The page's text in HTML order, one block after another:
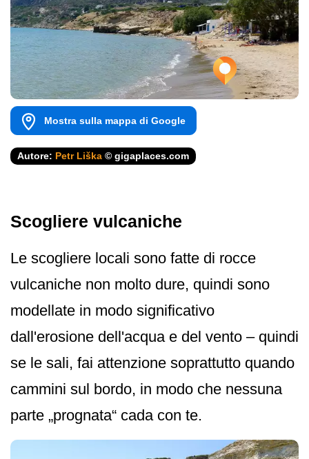
Mostra sulla mappa di Google
Autore: Petr Liška © gigaplaces.com
Scogliere vulcaniche
Le scogliere locali sono fatte di rocce
vulcaniche non molto dure, quindi sono
modellate in modo significativo
dall'erosione dell'acqua e del vento – quindi
se le sali, fai attenzione soprattutto quando
cammini sul bordo, in modo che nessuna
parte „prognata“ cada con te.